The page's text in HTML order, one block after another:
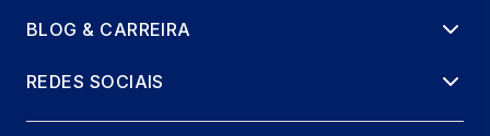
BLOG & CARREIRA
REDES SOCIAIS